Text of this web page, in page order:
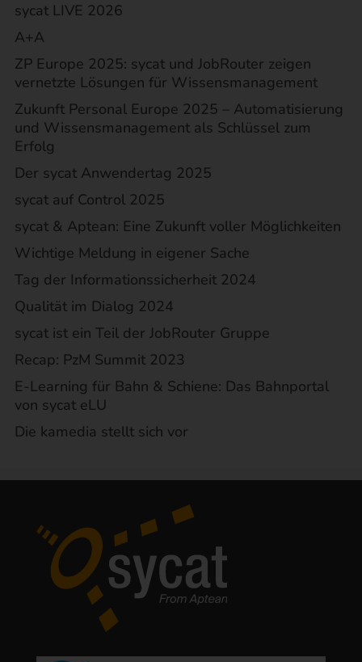
sycat LIVE 2026
A+A
ZP Europe 2025: sycat und JobRouter zeigen
vernetzte Lösungen für Wissensmanagement
Zukunft Personal Europe 2025 – Automatisierung
und Wissensmanagement als Schlüssel zum
Erfolg
Der sycat Anwendertag 2025
sycat auf Control 2025
sycat & Aptean: Eine Zukunft voller Möglichkeiten
Wichtige Meldung in eigener Sache
Tag der Informationssicherheit 2024
Qualität im Dialog 2024
sycat ist ein Teil der JobRouter Gruppe
Recap: PzM Summit 2023
E-Learning für Bahn & Schiene: Das Bahnportal
von sycat eLU
Die kamedia stellt sich vor